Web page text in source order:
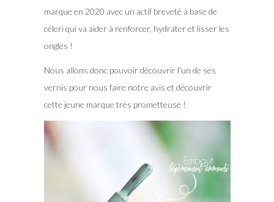
marque en 2020 avec un actif breveté à base de
céleri qui va aider à renforcer, hydrater et lisser les
ongles !
Nous allons donc pouvoir découvrir l’un de ses
vernis pour nous faire notre avis et découvrir
cette jeune marque très prometteuse !